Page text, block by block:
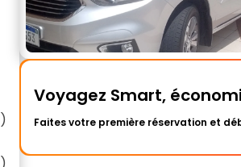
Voyagez Smart,
Faites votre première réservation et